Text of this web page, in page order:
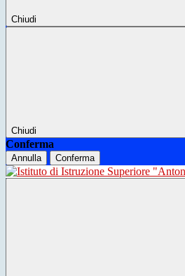
Chiudi
Chiudi
Conferma
Annulla Conferma